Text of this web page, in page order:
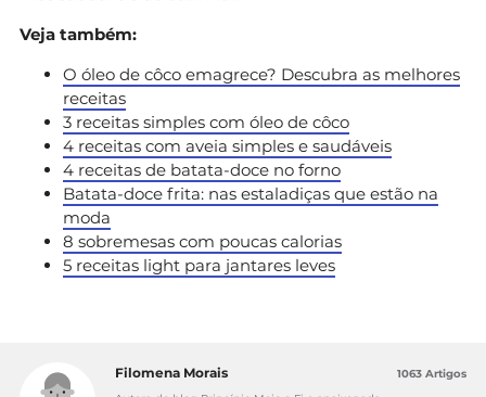
Veja também:
O óleo de côco emagrece? Descubra as melhores
receitas
3 receitas simples com óleo de côco
4 receitas com aveia simples e saudáveis
4 receitas de batata-doce no forno
Batata-doce frita: nas estaladiças que estão na
moda
8 sobremesas com poucas calorias
5 receitas light para jantares leves
Filomena Morais 1063 Artigos